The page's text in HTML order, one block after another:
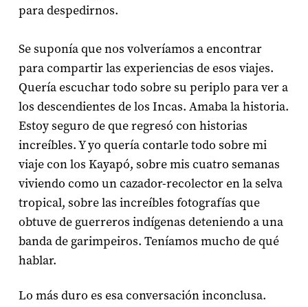
para despedirnos.
Se suponía que nos volveríamos a encontrar
para compartir las experiencias de esos viajes.
Quería escuchar todo sobre su periplo para ver a
los descendientes de los Incas. Amaba la historia.
Estoy seguro de que regresó con historias
increíbles. Y yo quería contarle todo sobre mi
viaje con los Kayapó, sobre mis cuatro semanas
viviendo como un cazador-recolector en la selva
tropical, sobre las increíbles fotografías que
obtuve de guerreros indígenas deteniendo a una
banda de garimpeiros. Teníamos mucho de qué
hablar.
Lo más duro es esa conversación inconclusa.